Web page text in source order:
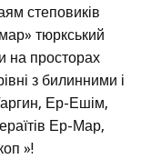
степовиків
тюркський
на просторах
з билинними і
Ер-Ешім,
Ер-Мар,
»!